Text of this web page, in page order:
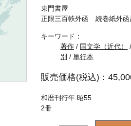
東門書屋
正限三百帙外函 続巻紙外函
キーワード：
著作 / 国文学（近代）
別 / 単行本
販売価格(税込)：
和暦刊行年:昭55
2冊